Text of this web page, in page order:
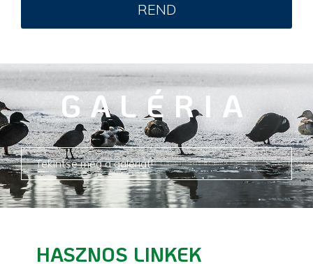
REND
GALÉRIA
Tekintse meg a galériát!
HASZNOS LINKEK